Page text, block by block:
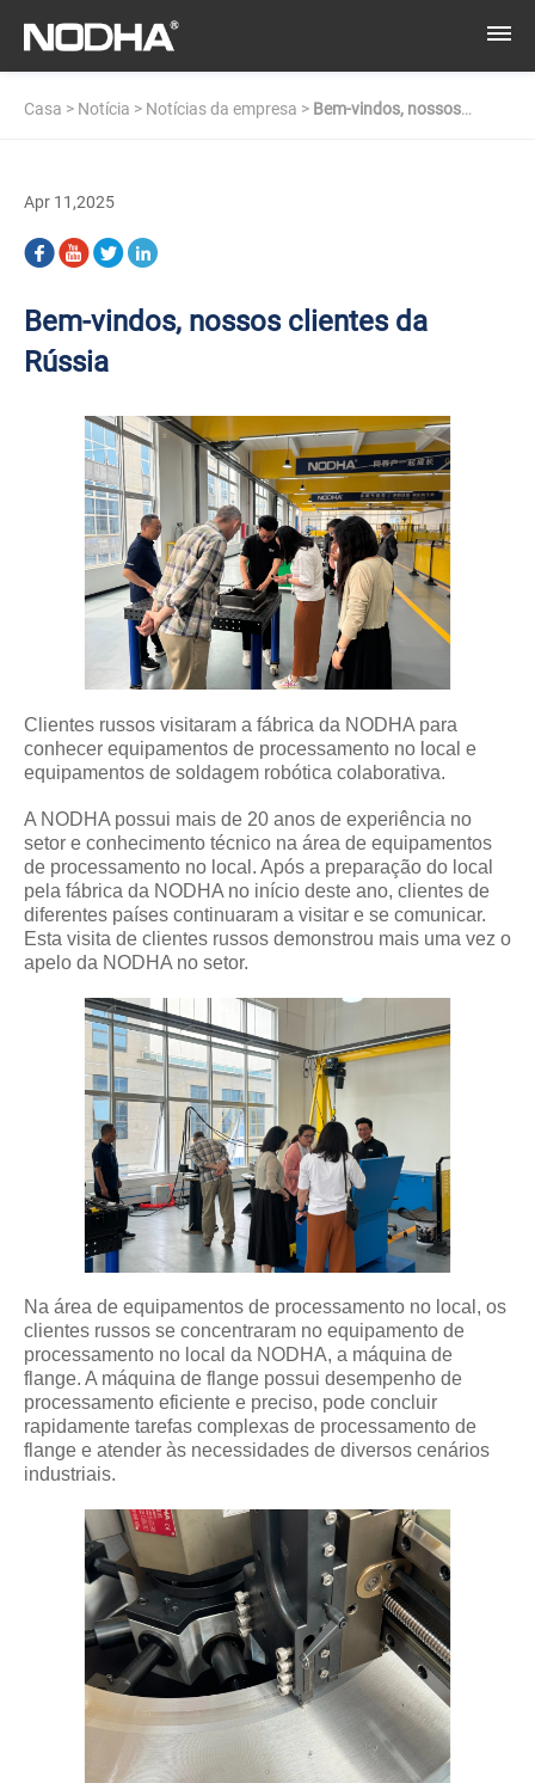
Casa > Notícia > Notícias da empresa > Bem-vindos, nossos
Apr 11,2025
Bem-vindos, nossos clientes da
Rússia
Clientes russos visitaram a fábrica da NODHA para
conhecer equipamentos de processamento no local e
equipamentos de soldagem robótica colaborativa.
A NODHA possui mais de 20 anos de experiência no
setor e conhecimento técnico na área de equipamentos
de processamento no local. Após a preparação do local
pela fábrica da NODHA no início deste ano, clientes de
diferentes países continuaram a visitar e se comunicar.
Esta visita de clientes russos demonstrou mais uma vez o
apelo da NODHA no setor.
Na área de equipamentos de processamento no local, os
clientes russos se concentraram no equipamento de
processamento no local da NODHA, a máquina de
flange. A máquina de flange possui desempenho de
processamento eficiente e preciso, pode concluir
rapidamente tarefas complexas de processamento de
flange e atender às necessidades de diversos cenários
industriais.